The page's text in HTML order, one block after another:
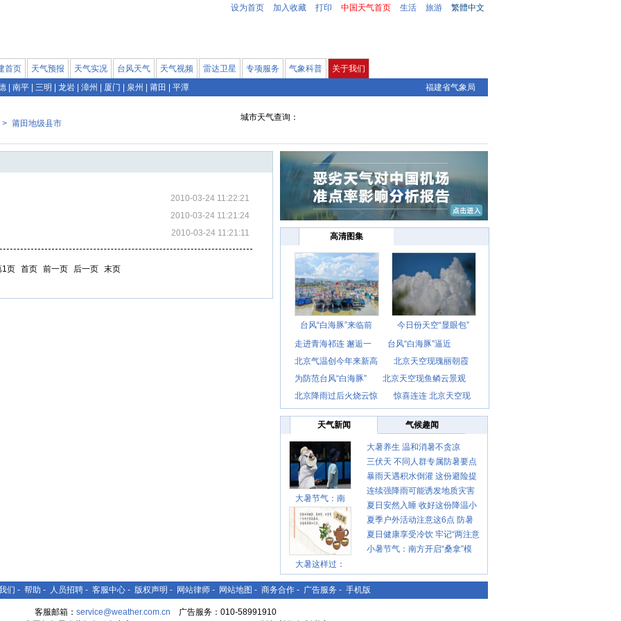
设为首页 加入收藏 打印 中国天气首页 生活 旅游 繁體中文
首页 天气预报 天气实况 台风天气 天气视频 雷达卫星 专项服务 气象科普
关于我们
南平 三明 龙岩 漳州 厦门 泉州 莆田 平潭 福建省气象局
> 莆田地级县市
城市天气查询：
2010-03-24 11:22:21
2010-03-24 11:21:24
2010-03-24 11:21:11
1页 首页 前一页 后一页 末页
高清图集
台风“白海豚”来临前
今日份天空“显眼包”
走进青海祁连 邂逅一
台风“白海豚”逼近
北京气温创今年来新高
北京天空现瑰丽朝霞
为防范台风“白海豚”
北京天空现鱼鳞云景观
北京降雨过后火烧云惊
惊喜连连 北京天空现
天气新闻 气候趣闻
大暑节气：南
大暑这样过：
大暑养生 温和消暑不贪凉
三伏天 不同人群专属防暑要点
请收好
暴雨天遇积水倒灌 这份避险提
示请收好
连续强降雨可能诱发地质灾害
这些前兆要知道
夏日安然入睡 收好这份降温小
贴士
夏季户外活动注意这6点 防暑
健身两不误
夏日健康享受冷饮 牢记“两注意
一控制”
小暑节气：南方开启“桑拿”模
们 - 帮助 - 人员招聘 - 客服中心 - 版权声明 - 网站律师 - 网站地图 - 商务合作 - 广告服务 - 手机版
客服邮箱： service@weather.com.cn 广告服务：010-58991910